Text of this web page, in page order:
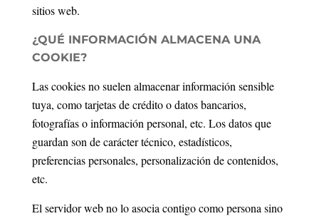
sitios web.
¿QUÉ INFORMACIÓN ALMACENA UNA
COOKIE?
Las cookies no suelen almacenar información sensible
tuya, como tarjetas de crédito o datos bancarios,
fotografías o información personal, etc. Los datos que
guardan son de carácter técnico, estadísticos,
preferencias personales, personalización de contenidos,
etc.
El servidor web no lo asocia contigo como persona sino